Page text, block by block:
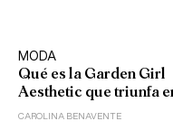
MODA
Qué es la Garden Girl
Aesthetic que triunfa
CAROLINA BENAVENTE